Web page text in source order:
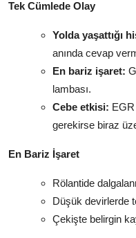
Tek Cümlede Olay
Yolda yaşattığı
anında cevap
En bariz işaret:
lambası.
Cebe etkisi:
gerekirse biraz
En Bariz İşaret
Rölantide
Düşük devirlerde
Çekişte belirgin